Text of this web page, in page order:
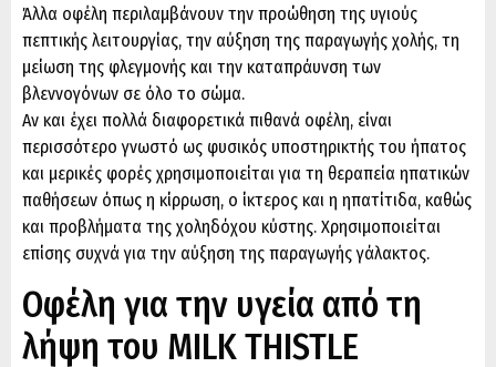
Άλλα οφέλη περιλαμβάνουν την προώθηση της υγιούς
πεπτικής λειτουργίας, την αύξηση της παραγωγής χολής, τη
μείωση της φλεγμονής και την καταπράυνση των
βλεννογόνων σε όλο το σώμα.
Αν και έχει πολλά διαφορετικά πιθανά οφέλη, είναι
περισσότερο γνωστό ως φυσικός υποστηρικτής του ήπατος
και μερικές φορές χρησιμοποιείται για τη θεραπεία ηπατικών
παθήσεων όπως η κίρρωση, ο ίκτερος και η ηπατίτιδα, καθώς
και προβλήματα της χοληδόχου κύστης. Χρησιμοποιείται
επίσης συχνά για την αύξηση της παραγωγής γάλακτος.
Οφέλη για την υγεία από τη
λήψη του MILK THISTLE